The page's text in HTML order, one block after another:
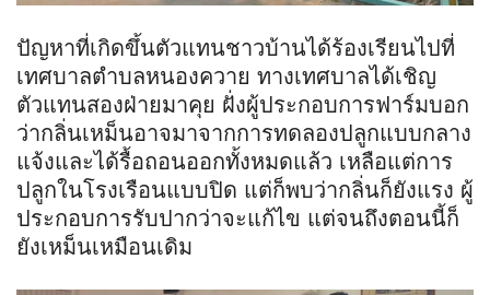
ปัญหาที่เกิดขึ้นตัวแทนชาวบ้านได้ร้องเรียนไปที่
เทศบาลตำบลหนองควาย ทางเทศบาลได้เชิญ
ตัวแทนสองฝ่ายมาคุย ฝั่งผู้ประกอบการฟาร์มบอก
ว่ากลิ่นเหม็นอาจมาจากการทดลองปลูกแบบกลาง
แจ้งและได้รื้อถอนออกทั้งหมดแล้ว เหลือแต่การ
ปลูกในโรงเรือนแบบปิด แต่ก็พบว่ากลิ่นก็ยังแรง ผู้
ประกอบการรับปากว่าจะแก้ไข แต่จนถึงตอนนี้ก็
ยังเหม็นเหมือนเดิม